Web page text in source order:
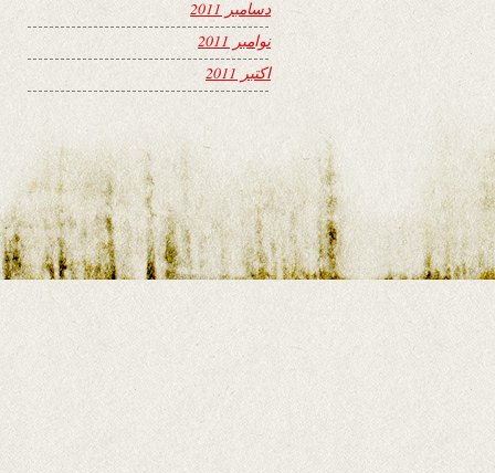
دسامبر 2011
نوامبر 2011
اکتبر 2011